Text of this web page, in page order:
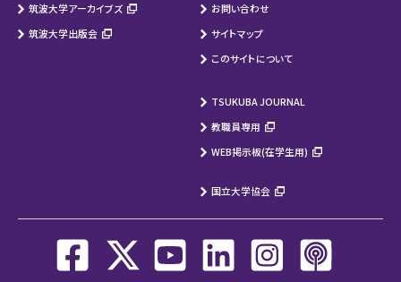
筑波大学アーカイブズ
筑波大学出版会
お問い合わせ
サイトマップ
このサイトについて
TSUKUBA JOURNAL
教職員専用
WEB掲示板(在学生用)
国立大学協会